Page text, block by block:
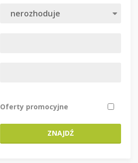
Oferty promocyjne
ZNAJDŹ